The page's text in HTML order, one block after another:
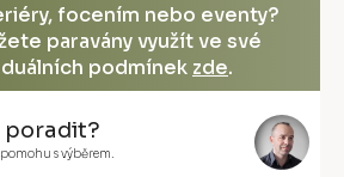
focením nebo eventy?
paravány využít ve své
podmínek zde.
poradit?
s výběrem.